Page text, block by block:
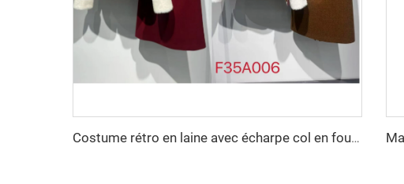
Costume rétro en laine avec écharpe col en fourrure de lapin respirante et boutons décoratifs, ensemble deux pièces doublé en fibre de polyester